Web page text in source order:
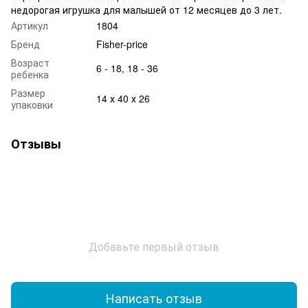
недорогая игрушка для малышей от 12 месяцев до 3 лет.
Артикул
1804
Бренд
Fisher-price
Возраст
ребенка
6 - 18, 18 - 36
Размер
упаковки
14 х 40 х 26
Отзывы
Добавьте первый отзыв
Написать отзыв